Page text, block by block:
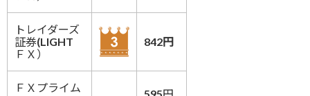
トレイダーズ
証券(LIGHT
ＦＸ）
842円
ＦＸプライム